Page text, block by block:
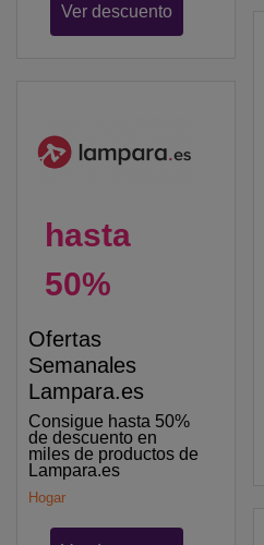
Ver descuento
hasta
50%
Ofertas
Semanales
Lampara.es
Consigue hasta 50%
de descuento en
miles de productos de
Lampara.es
Hogar